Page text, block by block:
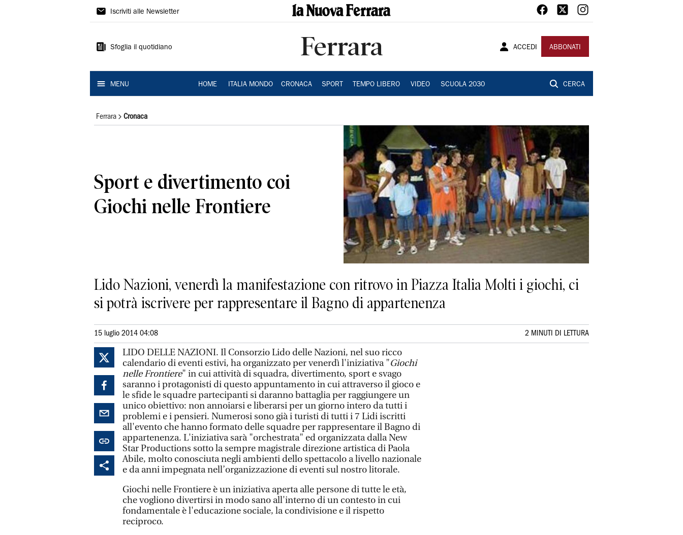
La
Ferrara
Iscriviti alle Newsletter
Sfoglia il quotidiano Ferrara ACCEDI ABBONATI
MENU HOME ITALIA MONDO CRONACA SPORT TEMPO LIBERO VIDEO SCUOLA 2030 CERCA
Ferrara Cronaca
Sport e divertimento coi
Giochi nelle Frontiere
Lido Nazioni, venerdì la manifestazione con ritrovo in Piazza Italia Molti i giochi, ci
si potrà iscrivere per rappresentare il Bagno di appartenenza
15 luglio 2014 04:08 2 MINUTI DI LETTURA
LIDO DELLE NAZIONI. Il Consorzio Lido delle Nazioni, nel suo ricco
calendario di eventi estivi, ha organizzato per venerdì l'iniziativa "Giochi
nelle Frontiere" in cui attività di squadra, divertimento, sport e svago
saranno i protagonisti di questo appuntamento in cui attraverso il gioco e
le sfide le squadre partecipanti si daranno battaglia per raggiungere un
unico obiettivo: non annoiarsi e liberarsi per un giorno intero da tutti i
problemi e i pensieri. Numerosi sono già i turisti di tutti i 7 Lidi iscritti
all'evento che hanno formato delle squadre per rappresentare il Bagno di
appartenenza. L'iniziativa sarà "orchestrata" ed organizzata dalla New
Star Productions sotto la sempre magistrale direzione artistica di Paola
Abile, molto conosciuta negli ambienti dello spettacolo a livello nazionale
e da anni impegnata nell’organizzazione di eventi sul nostro litorale.
Giochi nelle Frontiere è un iniziativa aperta alle persone di tutte le età,
che vogliono divertirsi in modo sano all'interno di un contesto in cui
fondamentale è l'educazione sociale, la condivisione e il rispetto
reciproco.